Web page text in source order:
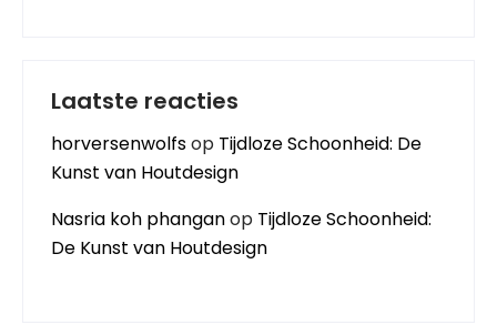
Laatste reacties
horversenwolfsop Tijdloze Schoonheid: De
Kunst van Houtdesign
Nasria koh phanganop Tijdloze Schoonheid:
De Kunst van Houtdesign